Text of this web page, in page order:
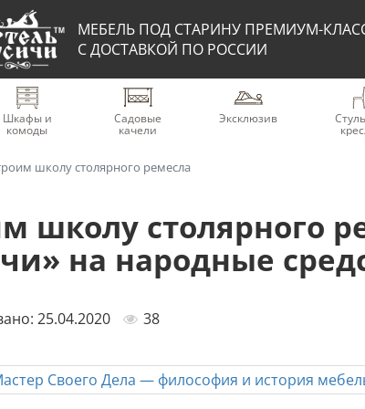
МЕБЕЛЬ ПОД СТАРИНУ ПРЕМИУМ-
С ДОСТАВКОЙ ПО РОССИИ
Шкафы и
комоды
Садовые
качели
Эксклюзив
школу столярного ремесла
школу столярного
на народные
25.04.2020 38